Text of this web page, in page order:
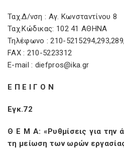
Ταχ.Δ/νση : Αγ. Κωνσταντίνου 8
Ταχ.Κώδικας: 102 41 ΑΘΗΝΑ
Τηλέφωνο : 210-
FAX : 210-5223312
Ε-mail : diefpros@ika.gr
Ε Π Ε Ι Γ Ο Ν
Εγκ.72
Θ Ε Μ Α: «Ρυθμίσεις για την
τη μείωση των ωρών